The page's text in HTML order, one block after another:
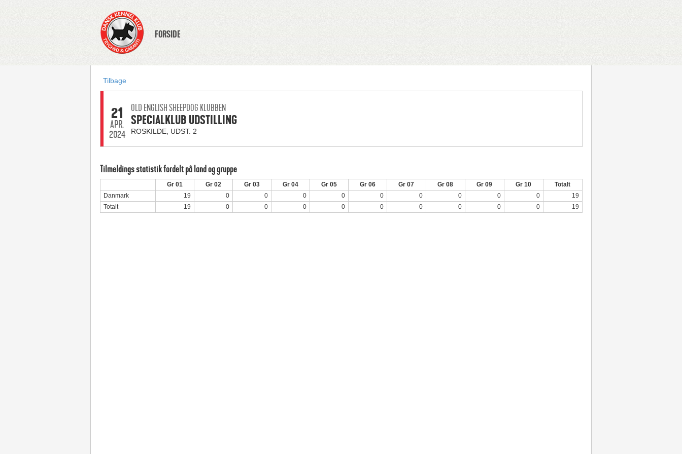
FORSIDE
Tilbage
21
APR.
2024
OLD ENGLISH SHEEPDOG KLUBBEN
SPECIALKLUB UDSTILLING
ROSKILDE, UDST. 2
Tilmeldings statistik fordelt på land og gruppe
Gr 01 Gr 02 Gr 03 Gr 04 Gr 05 Gr 06 Gr 07 Gr 08 Gr 09 Gr 10
Totalt
Danmark
19 0 0 0 0 0 0 0 0 0
19
Totalt
19 0 0 0 0 0 0 0 0 0 19